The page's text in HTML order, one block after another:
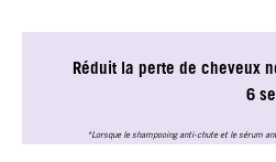
Réduit la perte de cheveux
6
*Lorsque le shampooing anti-chute et le sérum